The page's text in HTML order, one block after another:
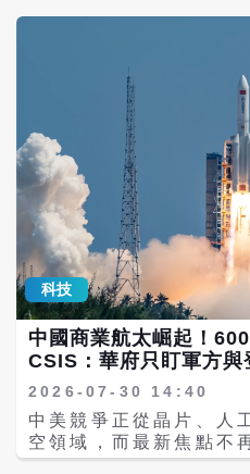
太陽能設備，高於前一
CNA報導引用新加坡國
希普克（Alfred
綠色技術最大的影響，
而是讓許多原本完全沒
首次取得穩定電力。 由於不少非洲偏鄉並未接
入全國電網，以往只能
成本昂貴，且容易受到
著太陽能板、電池儲能
村落如今可以直接利用
充電、冰箱、抽水設備
普克表示，在部分地區
突、國際石油價格上漲
能系統的社區造成明顯
源已逐漸由柴油轉向太陽能。 《金
指出，對高度依賴柴油
太陽能設備節省下來的
下甚至可於半年左右回
能源已逐漸具備經濟效益。 中國經濟
保固、求助無門」的窘境。 強強聯手
（Bitons）發揮深厚的
全球科技領導品牌宏碁
供應鏈與通路整合的深
具頂規效能、極速部署
Cube 350。 AI Cube 350 從根本上為企業
實現全方位突破： 開箱即用，15分鐘快速上
線： 告別繁瑣複雜的
Cube 350 預載軟硬體
通電源與網路，即可在
即刻啟用，大幅縮短專案落
數據自主： 支援企業
Premises）安全部署
留存在組織內部，徹底
憂。 擺脫 Token 成本枷鎖： 透過高效地端運
算架構，免除依賴雲端
用，精準控管營運預算。 原廠保固與在地
援： 結合宏碁 Acer 完
際的專業技術團隊，提
開源專案，就不可能有今
中，主持人在談論
請現場觀眾歡迎黃仁勳
X（前身為 Twitter），
人生第一則貼文。黃仁
向」，直到2026年才
「地球上最後一個加入
的內容對整個產業與世
鼓起勇氣發文。 黃仁勳指出，現代AI能快速發
展，關鍵在於開源生態
果沒有開源技術，行動
本無法發展，也就不會
Linux、Kubernetes
PyTorch 等開源技術，
24日正式進駐X平台，
公開信，內容闡述開源
文中表示：「世界需要
科技
中國商業航太崛起！
CSIS：華府只盯軍方
2026-07-30 14:40
中美競爭正從晶片、人
空領域，而最新焦點不
計畫或深空探索，而是